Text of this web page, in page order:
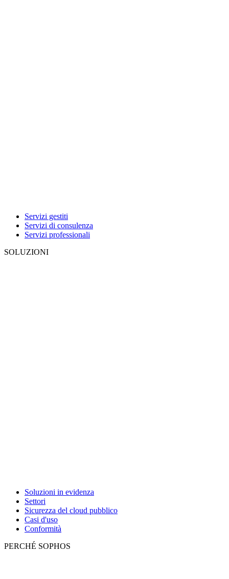
Servizi gestiti
Servizi di consulenza
Servizi professionali
SOLUZIONI
Soluzioni in evidenza
Settori
Sicurezza del cloud pubblico
Casi d'uso
Conformità
PERCHÉ SOPHOS